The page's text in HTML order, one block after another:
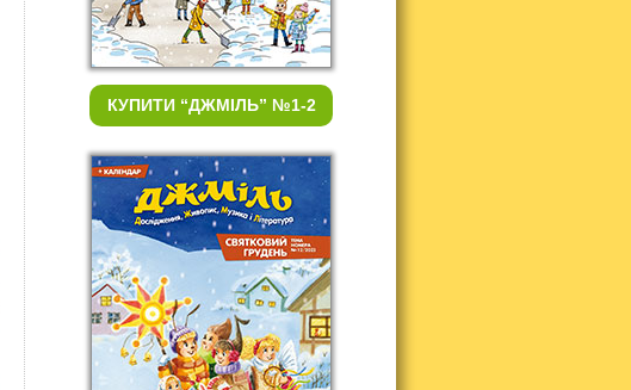
КУПИТИ “ДЖМІЛЬ” №1-2